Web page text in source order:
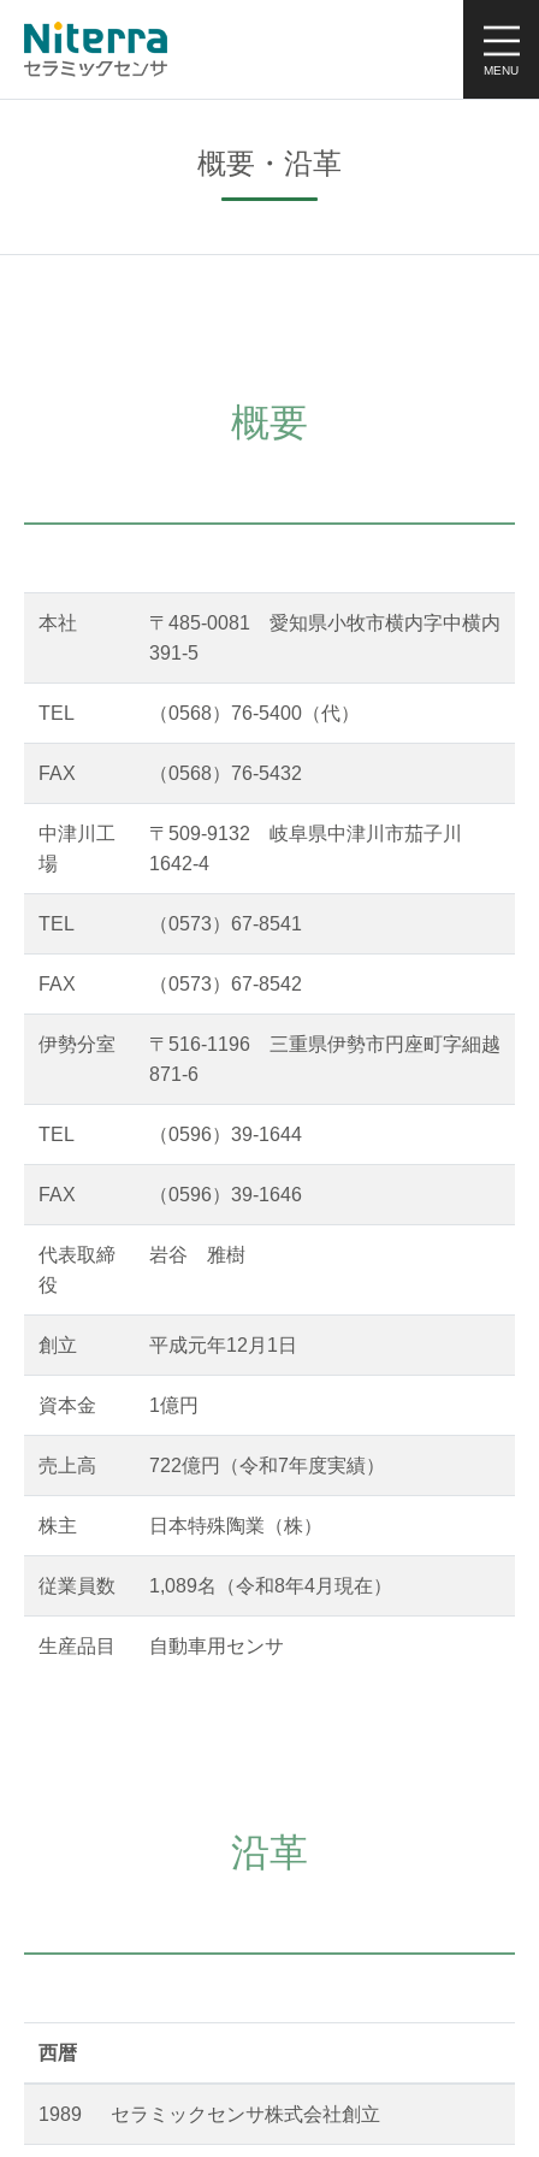
概要・沿革
概要
本社
〒485-0081 愛知県小牧市横内字中横内
391-5
TEL （0568）76-5400（代）
FAX （0568）76-5432
中津川工
場
〒509-9132 岐阜県中津川市茄子川
1642-4
TEL （0573）67-8541
FAX （0573）67-8542
伊勢分室
〒516-1196 三重県伊勢市円座町字細越
871-6
TEL （0596）39-1644
FAX （0596）39-1646
代表取締
役
岩谷 雅樹
創立 平成元年12月1日
資本金 1億円
売上高 722億円（令和7年度実績）
株主 日本特殊陶業（株）
従業員数 1,089名（令和8年4月現在）
生産品目 自動車用センサ
沿革
西暦
1989 セラミックセンサ株式会社創立